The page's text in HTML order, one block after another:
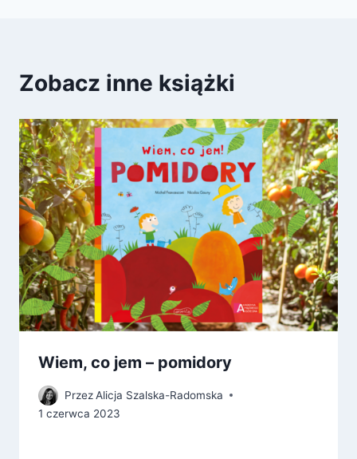
Zobacz inne książki
Wiem, co jem – pomidory
PrzezAlicja Szalska-Radomska
1 czerwca 2023